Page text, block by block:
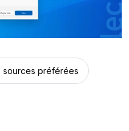
sources préférées